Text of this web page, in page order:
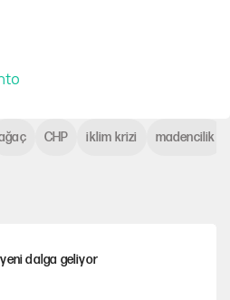
dalga geliyor
CHP iklim krizi madencilik